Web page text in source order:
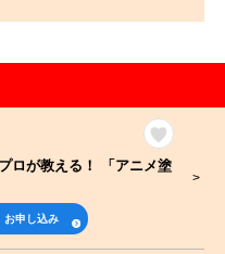
ロが教える！ 「アニメ塗
お申し込み